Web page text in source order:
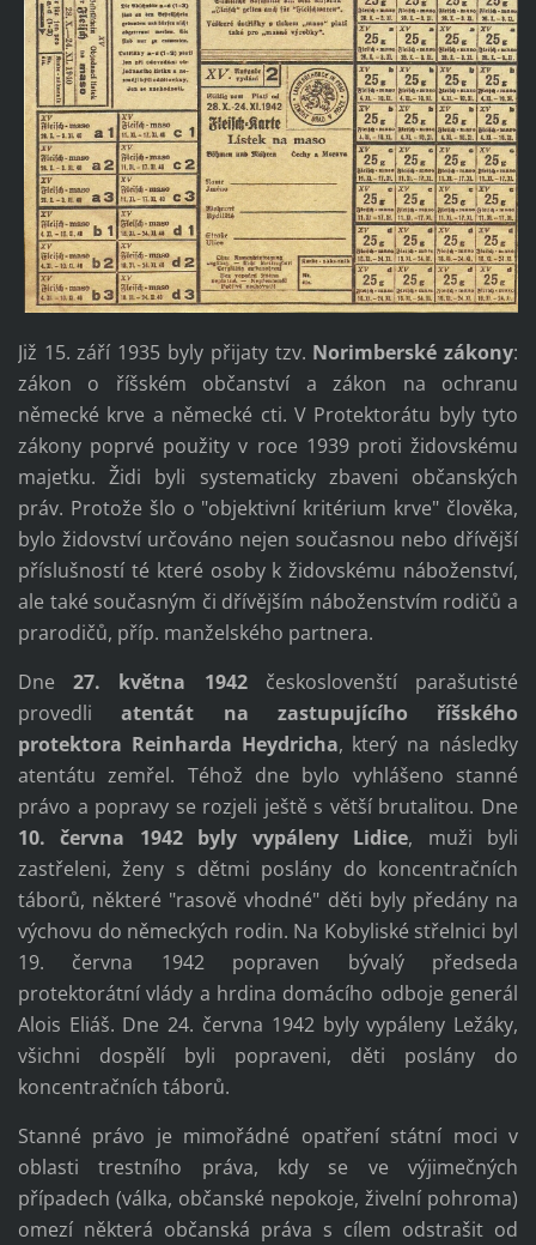
Již 15. září 1935 byly přijaty tzv. Norimberské zákony:
zákon o říšském občanství a zákon na ochranu
německé krve a německé cti. V Protektorátu byly tyto
zákony poprvé použity v roce 1939 proti židovskému
majetku. Židi byli systematicky zbaveni občanských
práv. Protože šlo o "objektivní kritérium krve" člověka,
bylo židovství určováno nejen současnou nebo dřívější
příslušností té které osoby k židovskému náboženství,
ale také současným či dřívějším náboženstvím rodičů a
prarodičů, příp. manželského partnera.
Dne27. května 1942českoslovenští parašutisté
provedliatentát na zastupujícího říšského
protektora Reinharda Heydricha, který na následky
atentátu zemřel. Téhož dne bylo vyhlášeno stanné
právo a popravy se rozjeli ještě s větší brutalitou. Dne
10. června 1942 byly vypáleny Lidice, muži byli
zastřeleni, ženy s dětmi poslány do koncentračních
táborů, některé "rasově vhodné" děti byly předány na
výchovu do německých rodin. Na Kobyliské střelnici byl
19. června 1942 popraven bývalý předseda
protektorátní vlády a hrdina domácího odboje generál
Alois Eliáš. Dne 24. června 1942 byly vypáleny Ležáky,
všichni dospělí byli popraveni, děti poslány do
koncentračních táborů.
Stanné právo je mimořádné opatření státní moci v
oblasti trestního práva, kdy se ve výjimečných
případech (válka, občanské nepokoje, živelní pohroma)
omezí některá občanská práva s cílem odstrašit od